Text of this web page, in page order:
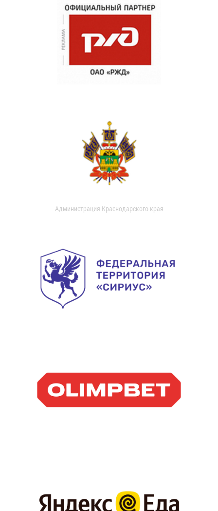
Администрация Краснодарского края